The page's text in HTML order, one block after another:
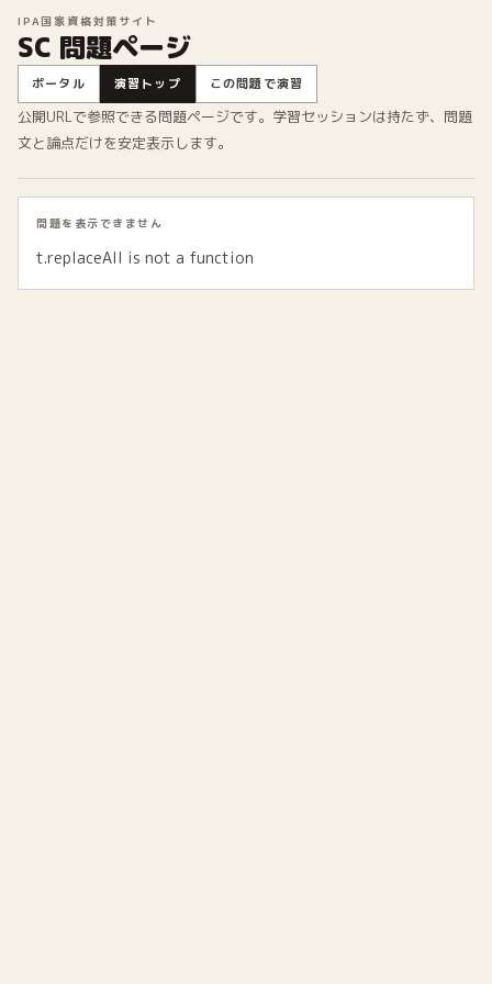
IPA国家資格対策サイト
SC 問題ページ
ポータル 演習トップ この問題で演習
公開URLで参照できる問題ページです。学習セッションは持たず、問題
文と論点だけを安定表示します。
問題を表示できません
t.replaceAll is not a function